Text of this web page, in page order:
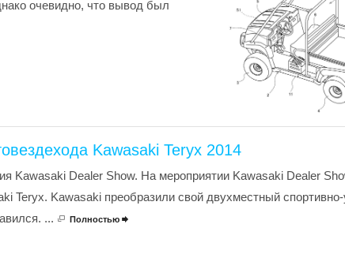
очевидно, что вывод был
Kawasaki Teryx 2014
Kawasaki Dealer Show. На мероприятии Kawasaki Dealer
Teryx. Kawasaki преобразили свой двухместный
...
Полностью 